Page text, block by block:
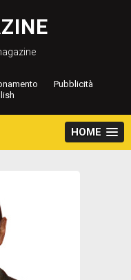
Pubblicità
HOME